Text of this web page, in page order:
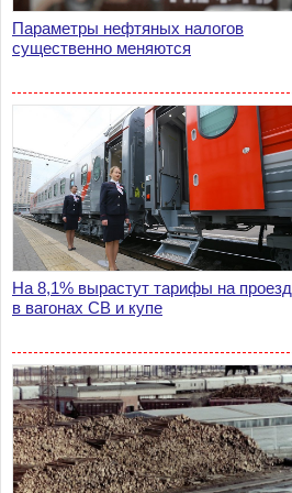
Параметры нефтяных налогов
существенно меняются
На 8,1% вырастут тарифы на проезд
в вагонах СВ и купе